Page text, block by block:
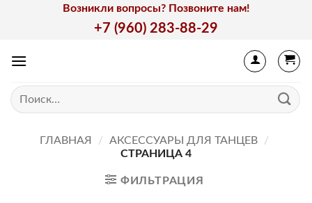
Возникли вопросы? Позвоните нам!
+7 (960) 283-88-29
Искать:
ГЛАВНАЯ / АКСЕССУАРЫ ДЛЯ ТАНЦЕВ
/
СТРАНИЦА 4
ФИЛЬТРАЦИЯ